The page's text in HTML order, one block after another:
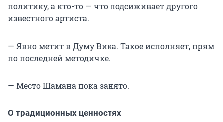
политику, а кто-то — что подсиживает другого
известного артиста.
— Явно метит в Думу Вика. Такое исполняет, прям
по последней методичке.
— Место Шамана пока занято.
О традиционных ценностях